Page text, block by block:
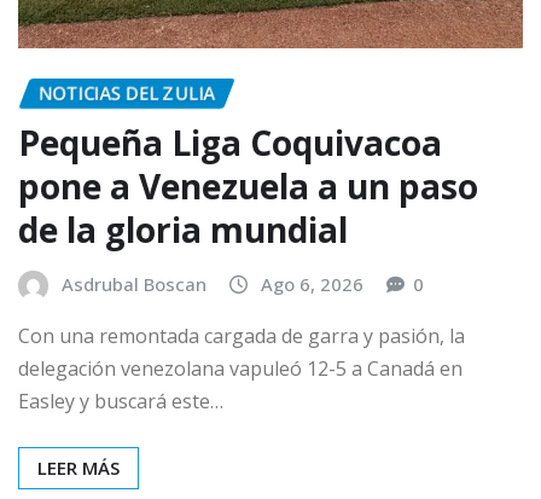
NOTICIAS DEL ZULIA
Pequeña Liga Coquivacoa
pone a Venezuela a un paso
de la gloria mundial
Asdrubal Boscan Ago 6, 2026 0
Con una remontada cargada de garra y pasión, la
delegación venezolana vapuleó 12-5 a Canadá en
Easley y buscará este…
LEER MÁS